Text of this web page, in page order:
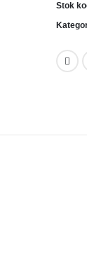
Stok